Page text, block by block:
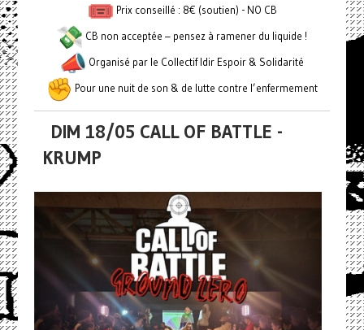
Prix conseillé : 8€ (soutien) - NO CB
CB non acceptée – pensez à ramener du liquide !
Organisé par le Collectif Idir Espoir & Solidarité
Pour une nuit de son & de lutte contre l’enfermement
DIM 18/05 CALL OF BATTLE -
KRUMP